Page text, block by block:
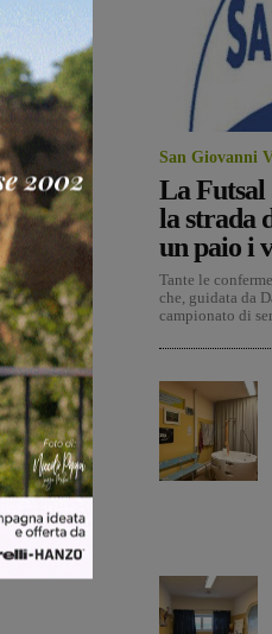
San Giovanni
La Futsal
la strada
un paio i
Tante le
che, guidata da
campionato di